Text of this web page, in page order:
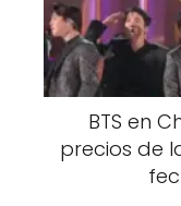
BTS en
precios de